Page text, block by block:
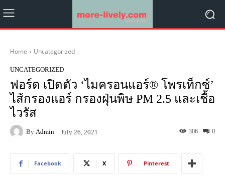
Home Uncategorized
UNCATEGORIZED
ฟอร์ด เปิดตัว ‘ไมครอนแอร์® โพรเท็กซ์’
ไส้กรองแอร์ กรองฝุ่นพิษ PM 2.5 และเชื้อ
ไวรัส
By Admin July 26, 2021 0
306
Facebook X Pinterest